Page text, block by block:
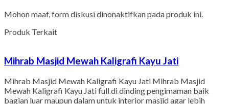
Mohon maaf, form diskusi dinonaktifkan pada produk ini.
Produk Terkait
Mihrab Masjid Mewah Kaligrafi Kayu Jati
Mihrab Masjid Mewah Kaligrafi Kayu Jati Mihrab Masjid
Mewah Kaligrafi Kayu Jati full di dinding pengimaman baik
bagian luar maupun dalam untuk interior masjid agar lebih